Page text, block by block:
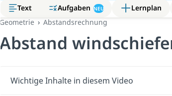
Text Aufgaben NEU Lernplan
Geometrie
Abstandsrechnung
Abstand
Wichtige Inhalte in diesem Video